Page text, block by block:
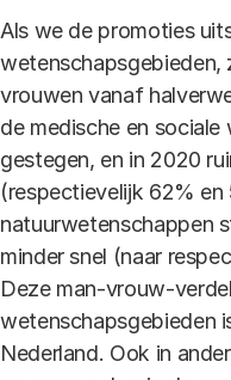
Als we de promoties
wetenschapsgebieden,
vrouwen vanaf
de medische en
gestegen, en in 2020
(respectievelijk 62%
natuurwetenschappen
minder snel (naar
Deze man-vrouw-
wetenschapsgebieden
Nederland. Ook in